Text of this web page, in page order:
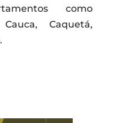
como
Caquetá,